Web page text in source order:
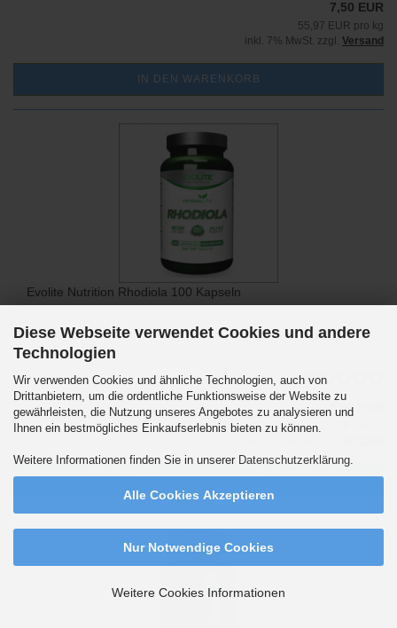
Diese Webseite verwendet Cookies und andere
Technologien
Wir verwenden Cookies und ähnliche Technologien, auch von
Drittanbietern, um die ordentliche Funktionsweise der Website zu
gewährleisten, die Nutzung unseres Angebotes zu analysieren und
Ihnen ein bestmögliches Einkaufserlebnis bieten zu können.
Weitere Informationen finden Sie in unserer Datenschutzerklärung
Alle Cookies Akzeptieren
Nur Notwendige Cookies
Weitere Cookies Informationen
7,50 EUR
55,97 EUR pro kg
inkl. 7% MwSt. zzgl. Versand
IN DEN WARENKORB
Evolite Nutrition Rhodiola 100 Kapseln
Lieferzeit: WEGEN URLAUB - Versand wieder ab dem 17.08.2026
8,90 EUR
178,00 EUR pro kg
IN DEN WARENKORB